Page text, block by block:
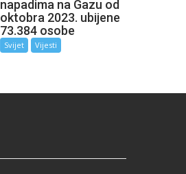
napadima na Gazu od
oktobra 2023. ubijene
73.384 osobe
Svijet Vijesti